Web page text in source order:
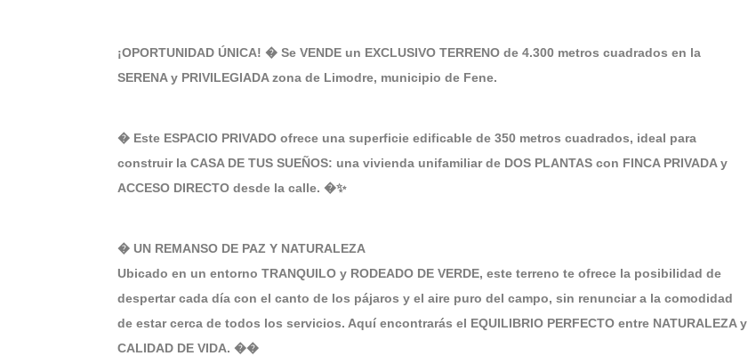
¡OPORTUNIDAD ÚNICA! � Se VENDE un EXCLUSIVO TERRENO de 4.300 metros cuadrados en la
SERENA y PRIVILEGIADA zona de Limodre, municipio de Fene.
� Este ESPACIO PRIVADO ofrece una superficie edificable de 350 metros cuadrados, ideal para
construir la CASA DE TUS SUEÑOS: una vivienda unifamiliar de DOS PLANTAS con FINCA PRIVADA y
ACCESO DIRECTO desde la calle. �✨
� UN REMANSO DE PAZ Y NATURALEZA
Ubicado en un entorno TRANQUILO y RODEADO DE VERDE, este terreno te ofrece la posibilidad de
despertar cada día con el canto de los pájaros y el aire puro del campo, sin renunciar a la comodidad
de estar cerca de todos los servicios. Aquí encontrarás el EQUILIBRIO PERFECTO entre NATURALEZA y
CALIDAD DE VIDA. ��